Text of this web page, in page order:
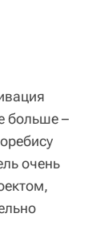
больше –
очень